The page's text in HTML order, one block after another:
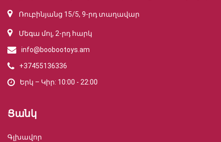
Ռուբինյանց 15/5, 9-րդ տաղավար
Մեգա մոլ, 2-րդ հարկ
info@boobootoys.am
+37455136336
Երկ – Կիր: 10:00 - 22:00
Ցանկ
Գլխավոր